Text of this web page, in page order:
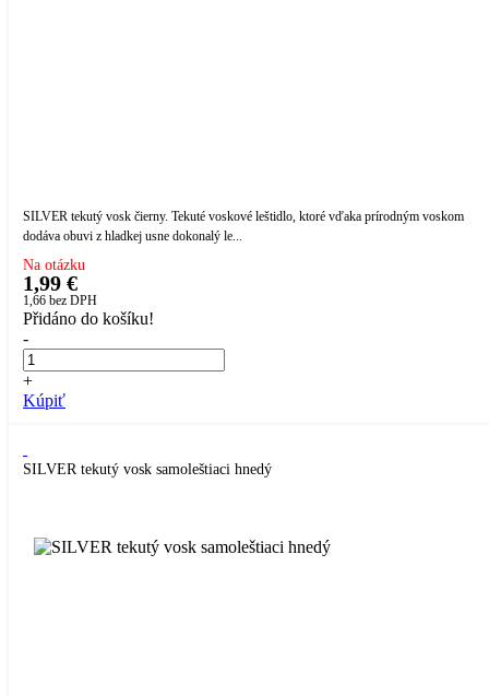
SILVER tekutý vosk čierny. Tekuté voskové leštidlo, ktoré vďaka prírodným voskom
dodáva obuvi z hladkej usne dokonalý le...
Na otázku
1,99 €
1,66 bez DPH
Přidáno do košíku!
-
+
Kúpiť
SILVER tekutý vosk samoleštiaci hnedý